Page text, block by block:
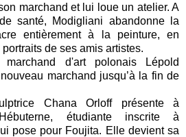
marchand et lui loue un atelier. A
santé, Modigliani abandonne la
entièrement à la peinture, en
de ses amis artistes.
d'art polonais Lépold
marchand jusqu’à la fin de
Chana Orloff présente à
étudiante inscrite à
pose pour Foujita. Elle devient sa